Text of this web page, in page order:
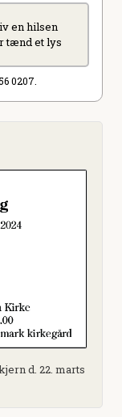
en hilsen
tænd et lys
0207.
d. 22. marts